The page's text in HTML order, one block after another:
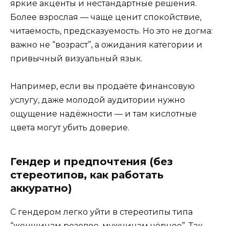
яркие акценты и нестандартные решения.
Более взрослая — чаще ценит спокойствие,
читаемость, предсказуемость. Но это не догма:
важно не “возраст”, а ожидания категории и
привычный визуальный язык.
Например, если вы продаёте финансовую
услугу, даже молодой аудитории нужно
ощущение надёжности — и там кислотные
цвета могут убить доверие.
Гендер и предпочтения (без
стереотипов, как работать
аккуратно)
С гендером легко уйти в стереотипы типа